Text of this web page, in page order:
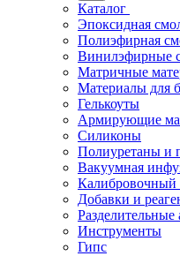
Каталог
Эпоксидная
Полиэфирная
Винилэфирные
Матричные
Материалы для
Гелькоуты
Армирующие
Силиконы
Полиуретаны и
Вакуумная
Калибровочный
Добавки и
Разделительные
Инструменты
Гипс